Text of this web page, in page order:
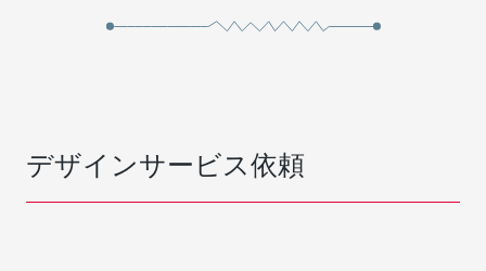
デザインサービス依頼